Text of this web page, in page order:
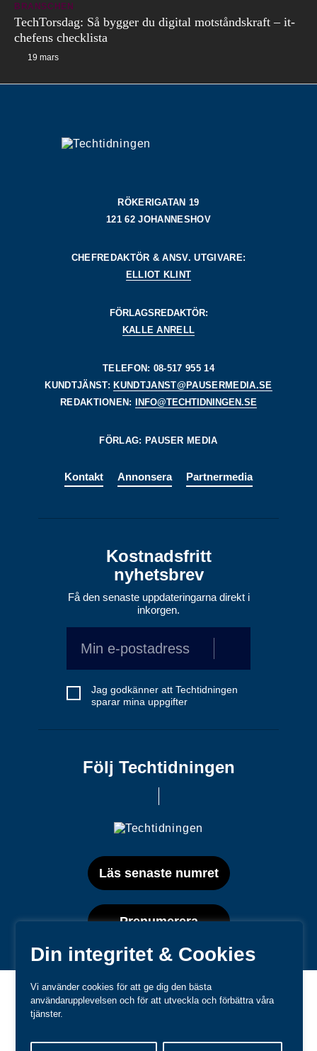
Din integritet & Cookies
Vi använder cookies för att ge dig den bästa
användarupplevelsen och för att utveckla och förbättra våra
tjänster.
BRANSCHEN
TechTorsdag: Så bygger du digital motståndskraft – it-
chefens checklista
19 mars
RÖKERIGATAN 19
121 62 JOHANNESHOV
CHEFREDAKTÖR & ANSV. UTGIVARE:
ELLIOT KLINT
FÖRLAGSREDAKTÖR:
KALLE ANRELL
TELEFON: 08-517 955 14
KUNDTJÄNST:KUNDTJANST@PAUSERMEDIA.SE
REDAKTIONEN:INFO@TECHTIDNINGEN.SE
FÖRLAG: PAUSER MEDIA
Kontakt Annonsera Partnermedia
Kostnadsfritt
nyhetsbrev
Få den senaste uppdateringarna direkt i
inkorgen.
Jag godkänner att Techtidningen
sparar mina uppgifter
Följ Techtidningen
Läs senaste numret
Prenumerera